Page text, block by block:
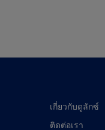
เกี่ยวกับดูลักซ์
ติดต่อเรา